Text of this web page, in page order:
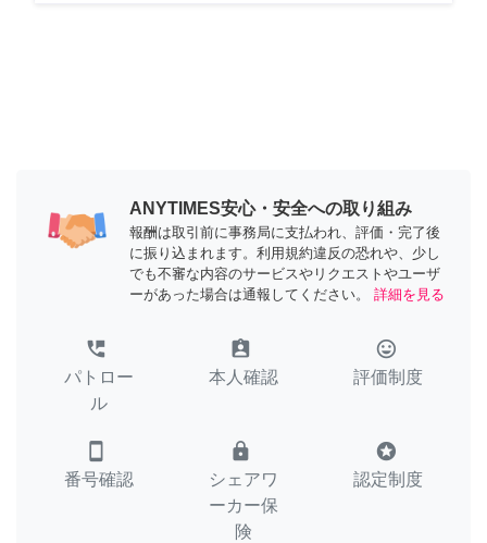
ANYTIMES安心・安全への取り組み
報酬は取引前に事務局に支払われ、評価・完了後
に振り込まれます。利用規約違反の恐れや、少し
でも不審な内容のサービスやリクエストやユーザ
ーがあった場合は通報してください。
詳細を見る
perm_phone_msg
パトロー
ル
assignment_ind
本人確認
tag_faces
評価制度
smartphone
番号確認
lock
シェアワ
ーカー保
険
stars
認定制度